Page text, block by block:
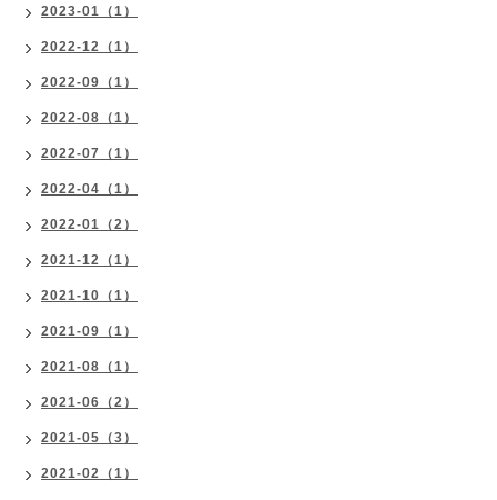
2023-01（1）
2022-12（1）
2022-09（1）
2022-08（1）
2022-07（1）
2022-04（1）
2022-01（2）
2021-12（1）
2021-10（1）
2021-09（1）
2021-08（1）
2021-06（2）
2021-05（3）
2021-02（1）